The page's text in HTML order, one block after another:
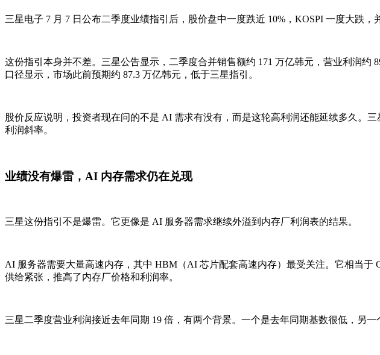
三星电子 7 月 7 日公布二季度业绩指引后，股价盘中一度跌近 10%，KOSPI 一度大跌，
这份指引本身并不差。三星公告显示，二季度合并销售额约 171 万亿韩元，营业利润约
口径显示，市场此前预期约 87.3 万亿韩元，低于三星指引。
股价反应说明，投资者现在问的不是 AI 需求有没有，而是这轮高利润还能延续多久。
利润斜率。
业绩没有爆雷，AI 内存需求仍在兑现
三星这份指引不是爆雷。它更像是 AI 服务器需求继续外溢到内存厂利润表的结果。
AI 服务器需要大量高速内存，其中 HBM（AI 芯片配套高速内存）最受关注。它相当
供给紧张，推高了内存厂价格和利润率。
三星二季度营业利润接近去年同期 19 倍，有两个背景。一个是去年同期基数很低，另